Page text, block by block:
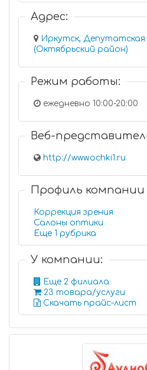
Адрес:
Иркутск, Депутатская
(Октябрьский район)
Режим работы:
ежедневно 10:00-20:00
Веб-
http://www.ochki1.ru
Профиль компании
Коррекция зрения
Салоны оптики
Еще 1 рубрика
У компании:
Еще 2 филиала
23 товара/услуги
Скачать прайс-лист